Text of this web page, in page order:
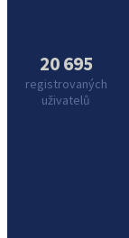
20 695
registrovaných
uživatelů